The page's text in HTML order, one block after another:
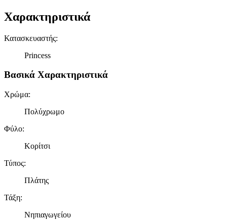
Χαρακτηριστικά
Κατασκευαστής:
Princess
Βασικά Χαρακτηριστικά
Χρώμα:
Πολύχρωμο
Φύλο:
Κορίτσι
Τύπος:
Πλάτης
Τάξη:
Νηπιαγωγείου